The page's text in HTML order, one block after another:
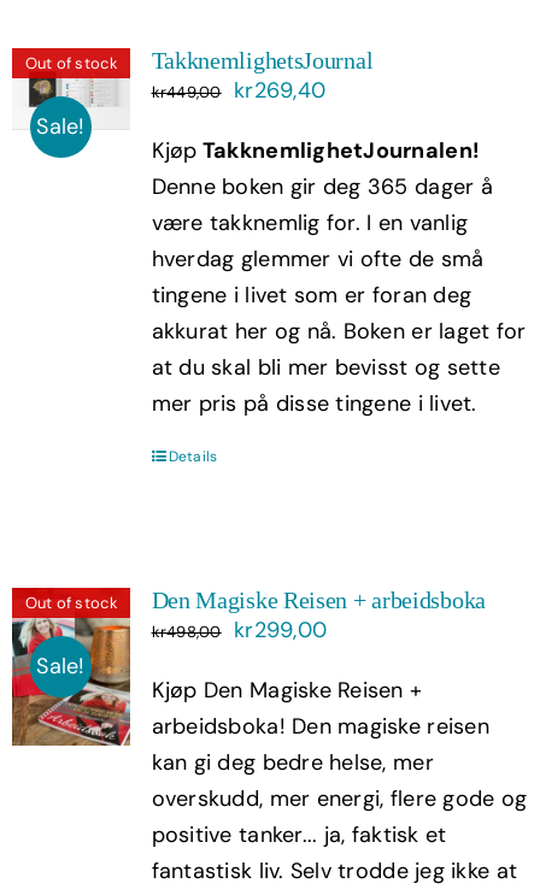
Out of stock
Sale!
TakknemlighetsJournal
kr449,00
Opprinnelig
var:
kr449,00.
kr269,40Nåværende
er:
kr269,40.
Kjøp TakknemlighetJournalen!
Denne boken gir deg 365 dager å
være takknemlig for. I en vanlig
hverdag glemmer vi ofte de små
tingene i livet som er foran deg
akkurat her og nå. Boken er laget for
at du skal bli mer bevisst og sette
mer pris på disse tingene i livet.
Details
Out of stock
Sale!
Den Magiske Reisen + arbeidsboka
kr498,00
Opprinnelig
var:
kr498,00.
kr299,00Nåværende
er:
kr299,00.
Kjøp Den Magiske Reisen +
arbeidsboka! Den magiske reisen
kan gi deg bedre helse, mer
overskudd, mer energi, flere gode og
positive tanker... ja, faktisk et
fantastisk liv. Selv trodde jeg ikke at